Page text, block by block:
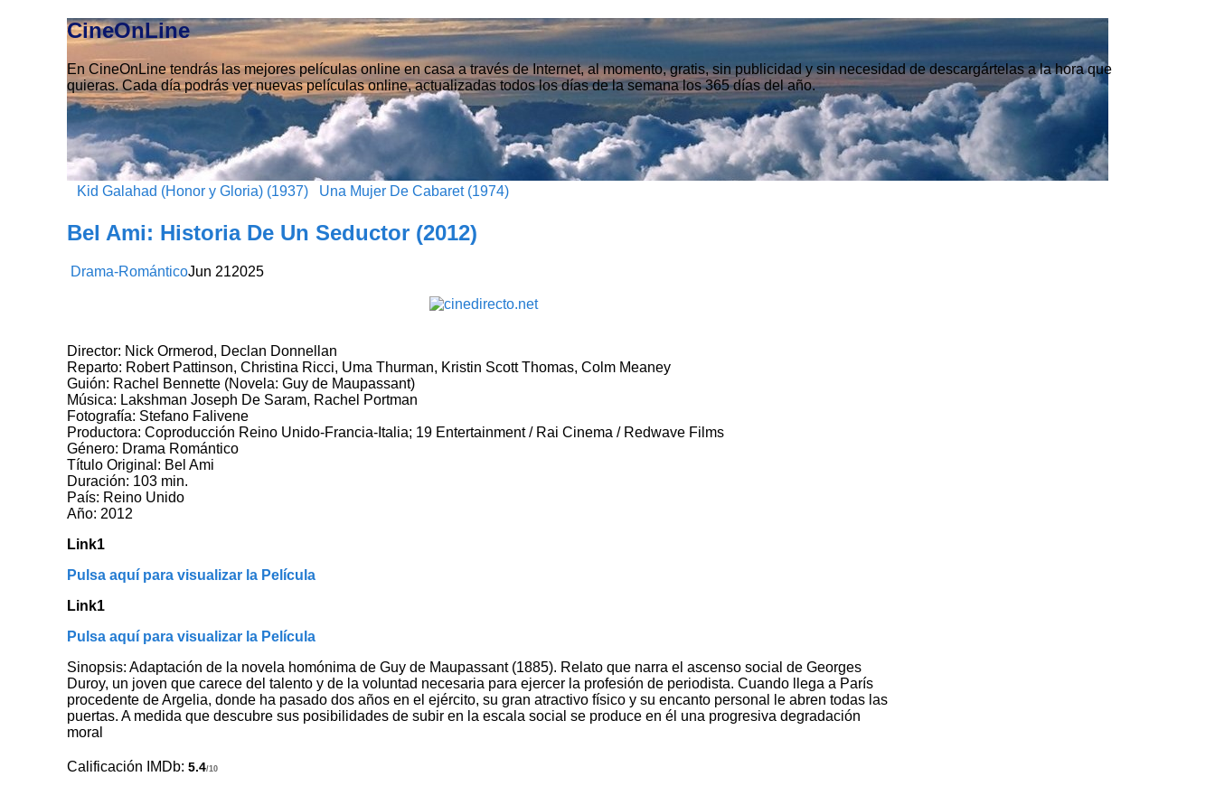
CineOnLine
En CineOnLine tendrás las mejores películas online en casa a través de Internet, al momento, gratis, sin publicidad y sin necesidad de descargártelas a la hora que
quieras. Cada día podrás ver nuevas películas online, actualizadas todos los días de la semana los 365 días del año.
Kid Galahad (Honor y Gloria) (1937) Una Mujer De Cabaret (1974)
Bel Ami: Historia De Un Seductor (2012)
Drama-RománticoJun 212025
Director: Nick Ormerod, Declan Donnellan
Reparto: Robert Pattinson, Christina Ricci, Uma Thurman, Kristin Scott Thomas, Colm Meaney
Guión: Rachel Bennette (Novela: Guy de Maupassant)
Música: Lakshman Joseph De Saram, Rachel Portman
Fotografía: Stefano Falivene
Productora: Coproducción Reino Unido-Francia-Italia; 19 Entertainment / Rai Cinema / Redwave Films
Género: Drama Romántico
Título Original: Bel Ami
Duración: 103 min.
País: Reino Unido
Año: 2012
Link1
Pulsa aquí para visualizar la Película
Link1
Pulsa aquí para visualizar la Película
Sinopsis: Adaptación de la novela homónima de Guy de Maupassant (1885). Relato que narra el ascenso social de Georges
Duroy, un joven que carece del talento y de la voluntad necesaria para ejercer la profesión de periodista. Cuando llega a París
procedente de Argelia, donde ha pasado dos años en el ejército, su gran atractivo físico y su encanto personal le abren todas las
puertas. A medida que descubre sus posibilidades de subir en la escala social se produce en él una progresiva degradación
moral
Calificación IMDb:5.4/10